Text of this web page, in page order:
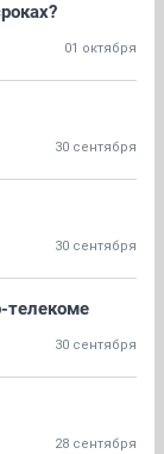
01 октября
30 сентября
30 сентября
телекоме
30 сентября
28 сентября